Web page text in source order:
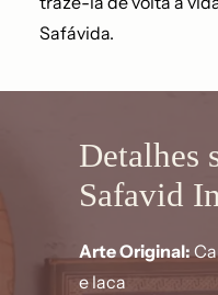
Safávida.
Detalhes
Safavid
Arte Original:
e laca